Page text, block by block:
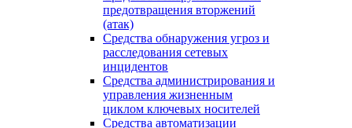
предотвращения вторжений
(атак)
Средства обнаружения угроз и
расследования сетевых
инцидентов
Средства администрирования и
управления жизненным
циклом ключевых носителей
Средства автоматизации